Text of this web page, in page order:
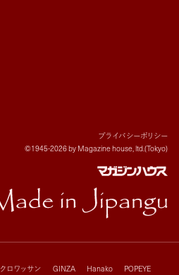
プライバシーポリシー
©1945-2026 by Magazine house, ltd.(Tokyo)
クロワッサン GINZA Hanako POPEYE